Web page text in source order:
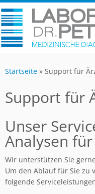
Startseite » Support für
Support für
Unser
Analysen
Wir unterstützen Sie
Um den Ablauf für Sie zu
folgende